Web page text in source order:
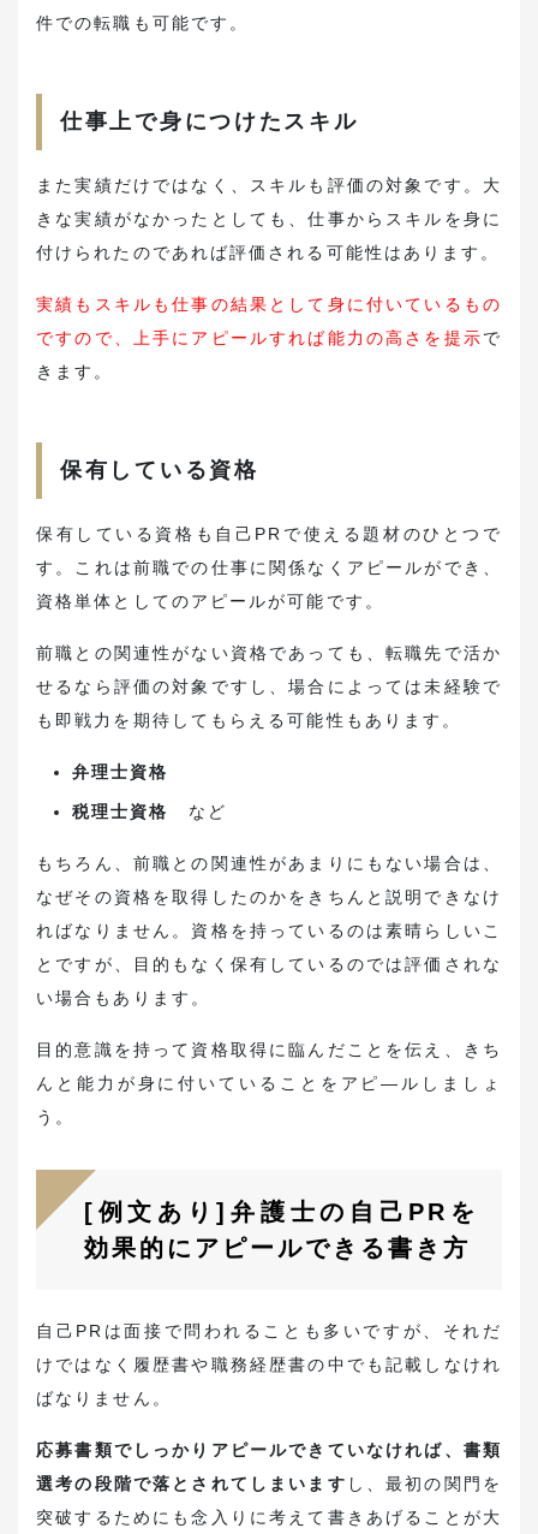
件での転職も可能です。
仕事上で身につけたスキル
また実績だけではなく、スキルも評価の対象です。大
きな実績がなかったとしても、仕事からスキルを身に
付けられたのであれば評価される可能性はあります。
実績もスキルも仕事の結果として身に付いているもの
ですので、上手にアピールすれば能力の高さを提示で
きます。
保有している資格
保有している資格も自己PRで使える題材のひとつで
す。これは前職での仕事に関係なくアピールができ、
資格単体としてのアピールが可能です。
前職との関連性がない資格であっても、転職先で活か
せるなら評価の対象ですし、場合によっては未経験で
も即戦力を期待してもらえる可能性もあります。
弁理士資格
税理士資格 など
もちろん、前職との関連性があまりにもない場合は、
なぜその資格を取得したのかをきちんと説明できなけ
ればなりません。資格を持っているのは素晴らしいこ
とですが、目的もなく保有しているのでは評価されな
い場合もあります。
目的意識を持って資格取得に臨んだことを伝え、きち
んと能力が身に付いていることをアピ―ルしましょ
う。
[例文あり]弁護士の自己PRを
効果的にアピールできる書き方
自己PRは面接で問われることも多いですが、それだ
けではなく履歴書や職務経歴書の中でも記載しなけれ
ばなりません。
応募書類でしっかりアピールできていなければ、書類
選考の段階で落とされてしまいます し、最初の関門を
突破するためにも念入りに考えて書きあげることが大